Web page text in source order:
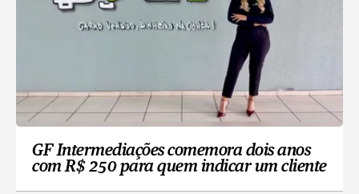
GF Intermediações comemora dois anos
com R$ 250 para quem indicar um cliente